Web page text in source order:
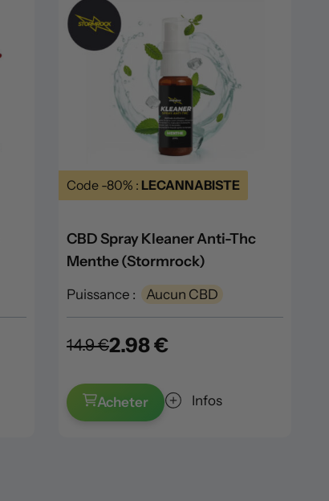
Code -80% : LECANNABISTE
CBD Spray Kleaner Anti-Thc
Menthe (Stormrock)
Puissance : Aucun CBD
14.9 €2.98 €
Acheter Infos